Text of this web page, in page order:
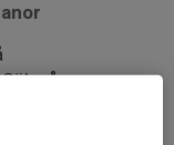
på